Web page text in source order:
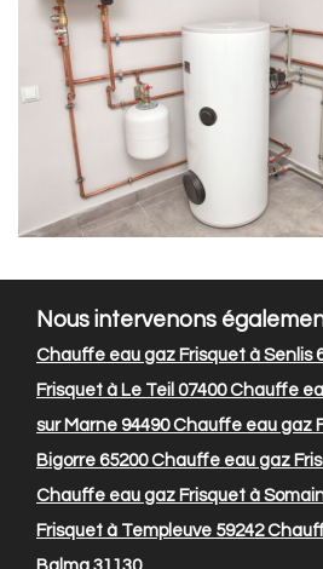
Nous intervenons
Chauffe eau gaz Frisquet à Senlis
Frisquet à Le Teil 07400Chauffe
sur Marne 94490Chauffe eau gaz
Bigorre 65200Chauffe eau gaz
Chauffe eau gaz Frisquet à
Frisquet à Templeuve 59242